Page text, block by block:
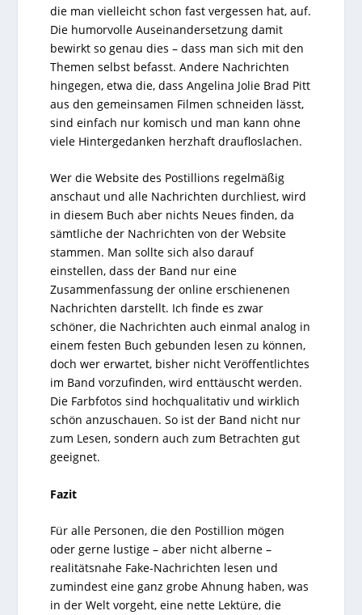
die man vielleicht schon fast vergessen hat, auf.
Die humorvolle Auseinandersetzung damit
bewirkt so genau dies – dass man sich mit den
Themen selbst befasst. Andere Nachrichten
hingegen, etwa die, dass Angelina Jolie Brad Pitt
aus den gemeinsamen Filmen schneiden lässt,
sind einfach nur komisch und man kann ohne
viele Hintergedanken herzhaft draufloslachen.
Wer die Website des Postillions regelmäßig
anschaut und alle Nachrichten durchliest, wird
in diesem Buch aber nichts Neues finden, da
sämtliche der Nachrichten von der Website
stammen. Man sollte sich also darauf
einstellen, dass der Band nur eine
Zusammenfassung der online erschienenen
Nachrichten darstellt. Ich finde es zwar
schöner, die Nachrichten auch einmal analog in
einem festen Buch gebunden lesen zu können,
doch wer erwartet, bisher nicht Veröffentlichtes
im Band vorzufinden, wird enttäuscht werden.
Die Farbfotos sind hochqualitativ und wirklich
schön anzuschauen. So ist der Band nicht nur
zum Lesen, sondern auch zum Betrachten gut
geeignet.
Fazit
Für alle Personen, die den Postillion mögen
oder gerne lustige – aber nicht alberne –
realitätsnahe Fake-Nachrichten lesen und
zumindest eine ganz grobe Ahnung haben, was
in der Welt vorgeht, eine nette Lektüre, die